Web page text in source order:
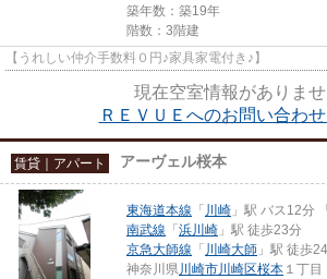
築年数：築19年
階数：3階建
【うれしい仲介手数料０円♪家具家電付き♪】
現在空室情報がありませ
ＲＥＶＵＥへのお問い合わ
賃貸｜アパート アーヴェル桜本
東海道本線 「 川崎 」駅 バス12分
南武線 「 浜川崎 」駅 徒歩23分
京急大師線 「 川崎大師 」駅 徒歩
神奈川県川崎市川崎区桜本 １丁目